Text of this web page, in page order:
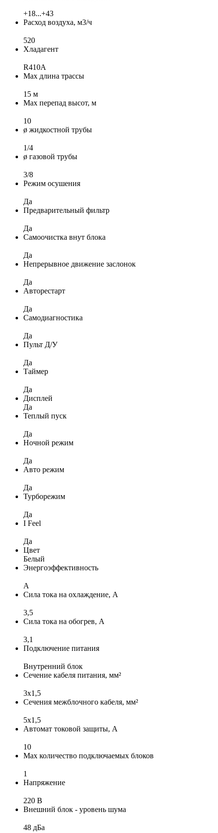
+18...+43
Расход воздуха, м3/ч
520
Хладагент
R410A
Max длина трассы
15 м
Max перепад высот, м
10
ø жидкостной трубы
1/4
ø газовой трубы
3/8
Режим осушения
Да
Предварительный фильтр
Да
Самоочистка внут блока
Да
Непрерывное движение заслонок
Да
Авторестарт
Да
Самодиагностика
Да
Пульт Д/У
Да
Таймер
Да
Дисплей
Да
Теплый пуск
Да
Ночной режим
Да
Авто режим
Да
Турборежим
Да
I Feel
Да
Цвет
Белый
Энергоэффективность
A
Сила тока на охлаждение, А
3,5
Сила тока на обогрев, А
3,1
Подключение питания
Внутренний блок
Сечение кабеля питания, мм²
3x1,5
Сечения межблочного кабеля, мм²
5x1,5
Автомат токовой защиты, А
10
Max количество подключаемых блоков
1
Напряжение
220 В
Внешний блок - уровень шума
48 дБа